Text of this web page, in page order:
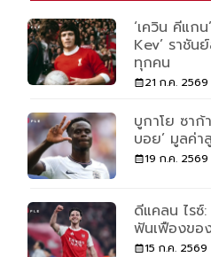
‘เควิน คีแก
Kev’ ราชัน
ทุกคน
21 ก.ค. 2569
บูกาโย ซาก้
บอย’ มูลค่า
19 ก.ค. 2569
ดีแคลน ไรซ์
ฟันเฟืองขอ
15 ก.ค. 2569